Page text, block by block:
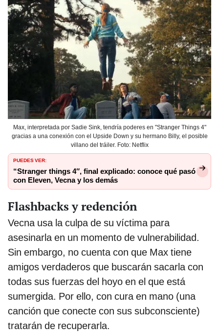
Max, interpretada por Sadie Sink, tendría poderes en "Stranger Things 4"
gracias a una conexión con el Upside Down y su hermano Billy, el posible
villano del tráiler. Foto: Netflix
PUEDES VER:
“Stranger things 4″, final explicado: conoce qué pasó
con Eleven, Vecna y los demás
Flashbacks y redención
Vecna usa la culpa de su víctima para
asesinarla en un momento de vulnerabilidad.
Sin embargo, no cuenta con que Max tiene
amigos verdaderos que buscarán sacarla con
todas sus fuerzas del hoyo en el que está
sumergida. Por ello, con cura en mano (una
canción que conecte con sus subconsciente)
tratarán de recuperarla.